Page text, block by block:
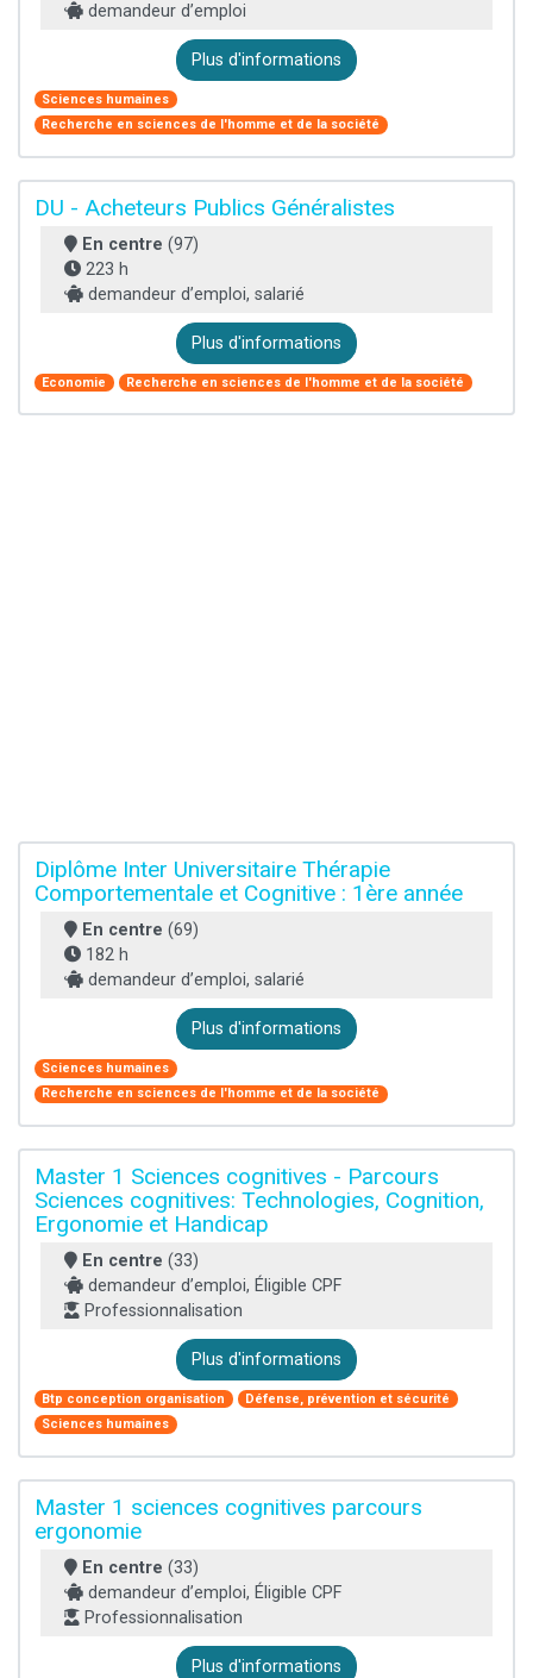
demandeur d’emploi
Plus d'informations
Sciences humaines
Recherche en sciences de l'homme et de la société
DU - Acheteurs Publics Généralistes
En centre (97)
223 h
demandeur d’emploi, salarié
Plus d'informations
Economie Recherche en sciences de l'homme et de la société
Diplôme Inter Universitaire Thérapie
Comportementale et Cognitive : 1ère année
En centre (69)
182 h
demandeur d’emploi, salarié
Plus d'informations
Sciences humaines
Recherche en sciences de l'homme et de la société
Master 1 Sciences cognitives - Parcours
Sciences cognitives: Technologies, Cognition,
Ergonomie et Handicap
En centre (33)
demandeur d’emploi, Éligible CPF
Professionnalisation
Plus d'informations
Btp conception organisation
Défense, prévention et sécurité
Sciences humaines
Master 1 sciences cognitives parcours
ergonomie
En centre (33)
demandeur d’emploi, Éligible CPF
Professionnalisation
Plus d'informations